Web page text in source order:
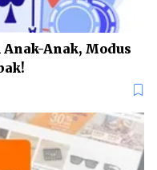
Anak, Modus